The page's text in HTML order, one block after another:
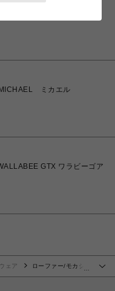
ミカエル
GTX ワラビーゴア
ェア
ローファー/モカシ